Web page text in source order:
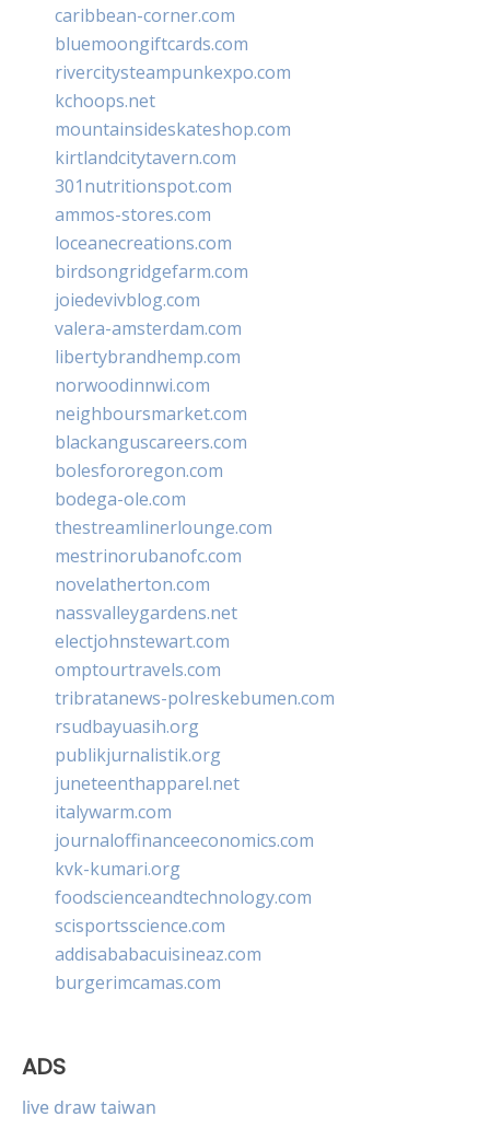
caribbean-corner.com
bluemoongiftcards.com
rivercitysteampunkexpo.com
kchoops.net
mountainsideskateshop.com
kirtlandcitytavern.com
301nutritionspot.com
ammos-stores.com
loceanecreations.com
birdsongridgefarm.com
joiedevivblog.com
valera-amsterdam.com
libertybrandhemp.com
norwoodinnwi.com
neighboursmarket.com
blackanguscareers.com
bolesfororegon.com
bodega-ole.com
thestreamlinerlounge.com
mestrinorubanofc.com
novelatherton.com
nassvalleygardens.net
electjohnstewart.com
omptourtravels.com
tribratanews-polreskebumen.com
rsudbayuasih.org
publikjurnalistik.org
juneteenthapparel.net
italywarm.com
journaloffinanceeconomics.com
kvk-kumari.org
foodscienceandtechnology.com
scisportsscience.com
addisababacuisineaz.com
burgerimcamas.com
ADS
live draw taiwan